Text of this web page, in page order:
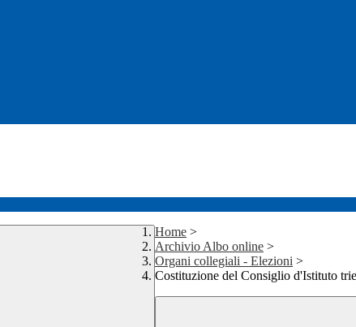
Home >
Archivio Albo online >
Organi collegiali - Elezioni >
Costituzione del Consiglio d'Istituto